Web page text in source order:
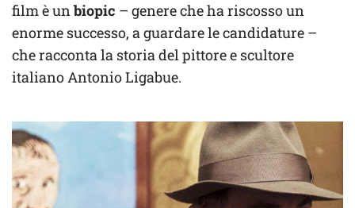
film è unbiopic – genere che ha riscosso un
enorme successo, a guardare le candidature –
che racconta la storia del pittore e scultore
italiano Antonio Ligabue.